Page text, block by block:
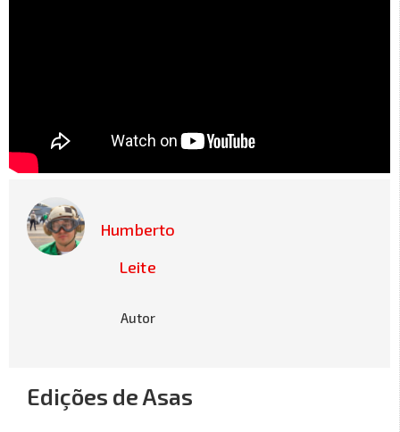
Humberto
Leite
Autor
Edições de Asas